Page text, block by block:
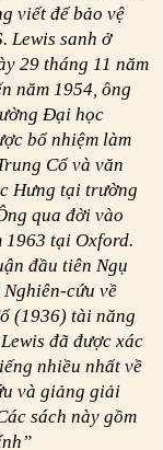
viết để bảo vệ
Lewis sanh ở
29 tháng 11 năm
năm 1954, ông
Đại học
bổ nhiệm làm
Cổ và văn
Hưng tại trường
qua đời vào
1963 tại Oxford.
đầu tiên Ngụ
cứu về
(1936) tài năng
đã được xác
nhiều nhất về
và giảng giải
sách này gồm